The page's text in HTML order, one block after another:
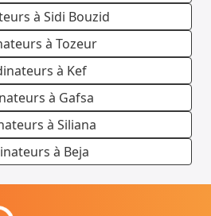
à Sidi Bouzid
à Tozeur
à Kef
à Gafsa
à Siliana
à Beja